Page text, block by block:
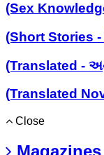
(Sex
(Short Stories -
(Translated -
(Translated
Close
Magazines